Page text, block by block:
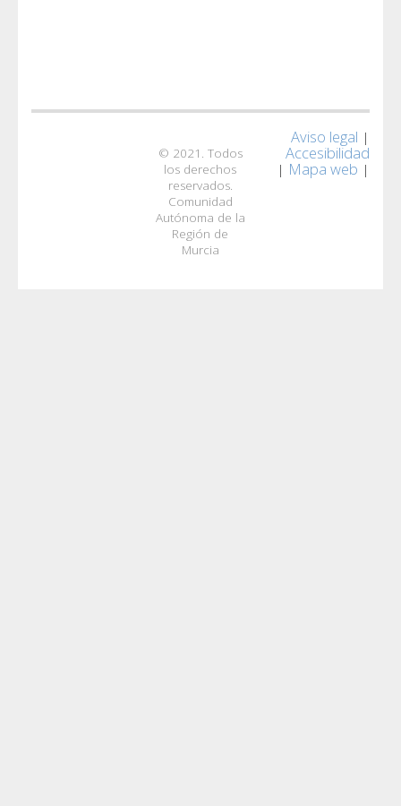
© 2021. Todos
los derechos
reservados.
Comunidad
Autónoma de la
Región de
Murcia
Aviso legal |
Accesibilidad
| Mapa web |